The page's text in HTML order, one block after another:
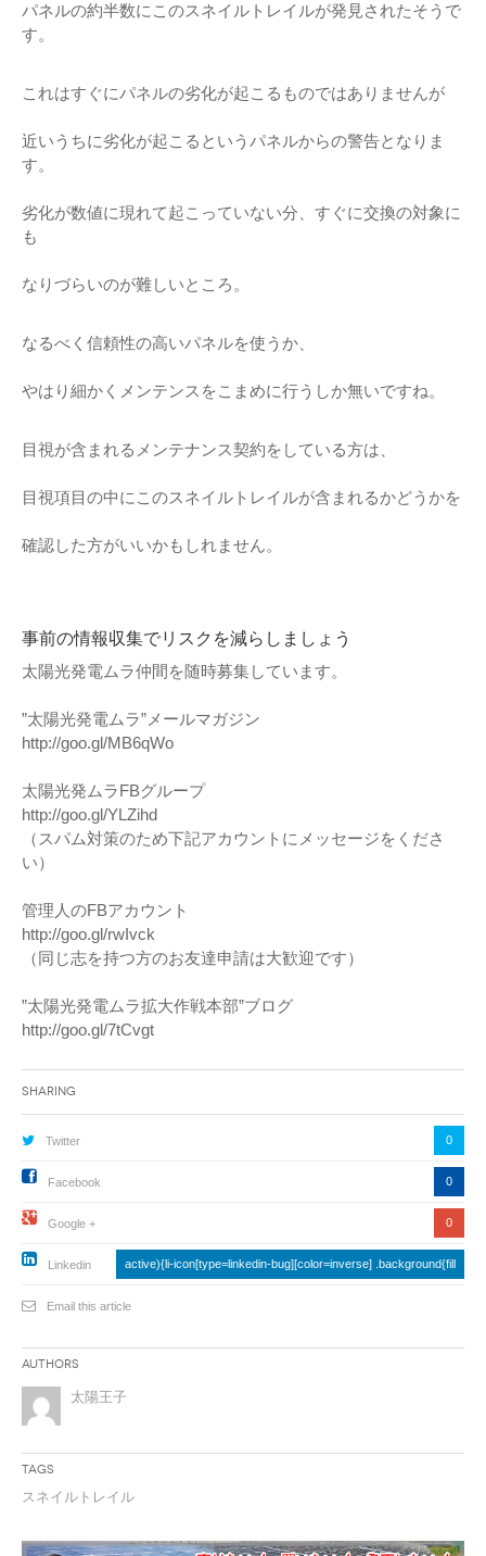
パネルの約半数にこのスネイルトレイルが発見されたそうで
す。
これはすぐにパネルの劣化が起こるものではありませんが
近いうちに劣化が起こるというパネルからの警告となりま
す。
劣化が数値に現れて起こっていない分、すぐに交換の対象に
も
なりづらいのが難しいところ。
なるべく信頼性の高いパネルを使うか、
やはり細かくメンテンスをこまめに行うしか無いですね。
目視が含まれるメンテナンス契約をしている方は、
目視項目の中にこのスネイルトレイルが含まれるかどうかを
確認した方がいいかもしれません。
事前の情報収集でリスクを減らしましょう
太陽光発電ムラ仲間を随時募集しています。
”太陽光発電ムラ”メールマガジン
http://goo.gl/MB6qWo
太陽光発ムラFBグループ
http://goo.gl/YLZihd
（スパム対策のため下記アカウントにメッセージをくださ
い）
管理人のFBアカウント
http://goo.gl/rwIvck
（同じ志を持つ方のお友達申請は大歓迎です）
”太陽光発電ムラ拡大作戦本部”ブログ
http://goo.gl/7tCvgt
Sharing
Twitter 0
Facebook 0
Google + 0
Linkedin active){li-icon[type=linkedin-bug][color=inverse] .background{fill
Email this article
Authors
太陽王子
Tags
スネイルトレイル